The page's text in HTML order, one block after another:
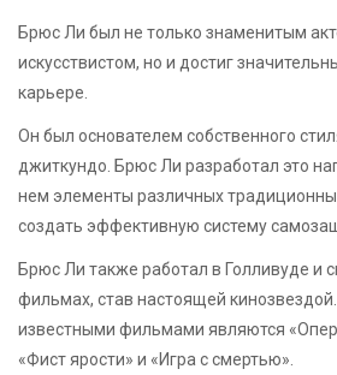
Брюс Ли был не только знаменитым
искусствистом, но и достиг
карьере.
Он был основателем собственного
джиткундо. Брюс Ли разработал это
нем элементы различных
создать эффективную систему
Брюс Ли также работал в Голливуде и
фильмах, став настоящей
известными фильмами являются
«Фист ярости» и «Игра с смертью».